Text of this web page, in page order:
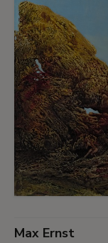
Max Ernst